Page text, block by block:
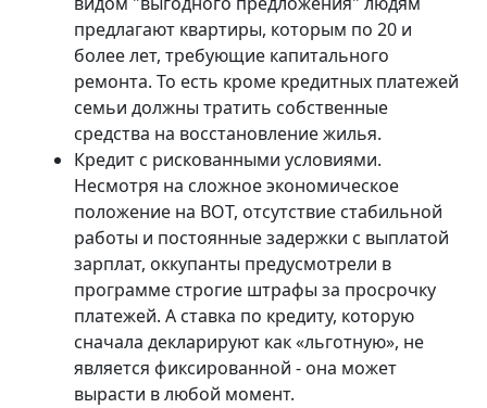
предлагают квартиры, которым по 20 и
более лет, требующие капитального
ремонта. То есть кроме кредитных платежей
семьи должны тратить собственные
средства на восстановление жилья.
Кредит с рискованными условиями.
Несмотря на сложное экономическое
положение на ВОТ, отсутствие стабильной
работы и постоянные задержки с выплатой
зарплат, оккупанты предусмотрели в
программе строгие штрафы за просрочку
платежей. А ставка по кредиту, которую
сначала декларируют как «льготную», не
является фиксированной - она может
вырасти в любой момент.